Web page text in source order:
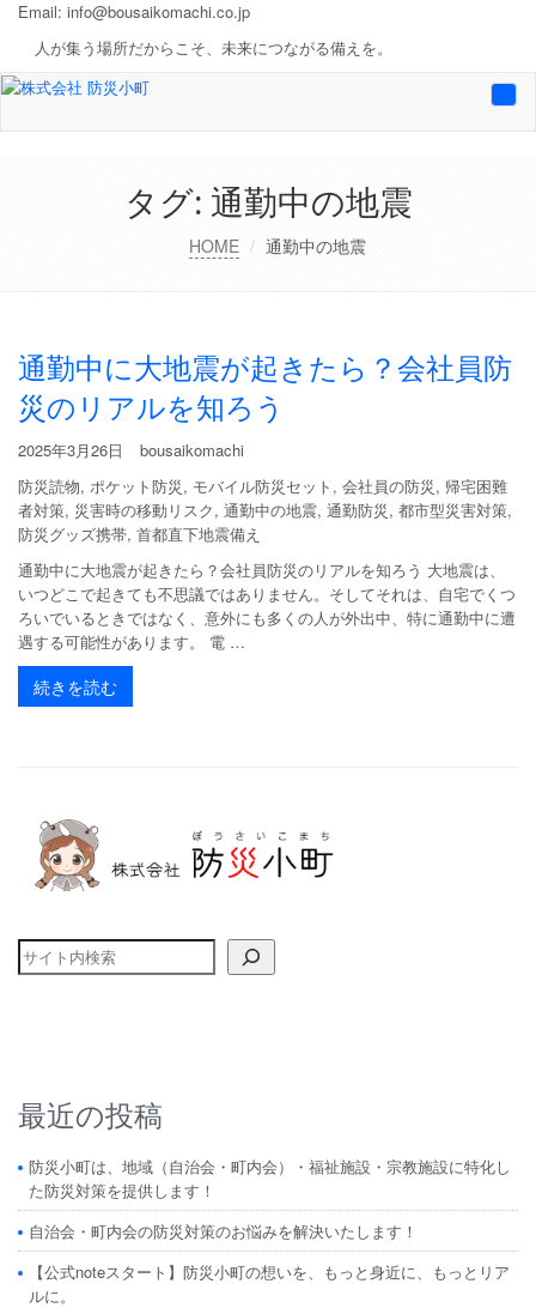
Email: info@bousaikomachi.co.jp
人が集う場所だからこそ、未来につながる備えを。
タグ: 通勤中の地震
HOME 通勤中の地震
通勤中に大地震が起きたら？会社員防
災のリアルを知ろう
2025年3月26日
bousaikomachi
防災読物, ポケット防災, モバイル防災セット , 会社員の防災, 帰宅困難
者対策, 災害時の移動リスク, 通勤中の地震, 通勤防災, 都市型災害対策,
防災グッズ携帯, 首都直下地震備え
通勤中に大地震が起きたら？会社員防災のリアルを知ろう 大地震は、
いつどこで起きても不思議ではありません。そしてそれは、自宅でくつ
ろいでいるときではなく、意外にも多くの人が外出中、特に通勤中に遭
遇する可能性があります。 電 …
続きを読む
検索
最近の投稿
防災小町は、地域（自治会・町内会）・福祉施設・宗教施設に特化し
た防災対策を提供します！
自治会・町内会の防災対策のお悩みを解決いたします！
【公式noteスタート】防災小町の想いを、もっと身近に、もっとリア
ルに。